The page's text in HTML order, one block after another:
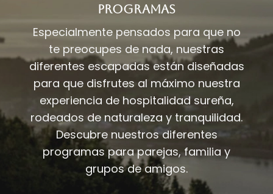
PROGRAMAS
Especialmente pensados para que no
te preocupes de nada, nuestras
diferentes escapadas están diseñadas
para que disfrutes al máximo nuestra
experiencia de hospitalidad sureña,
rodeados de naturaleza y tranquilidad.
Descubre nuestros diferentes
programas para parejas, familia y
grupos de amigos.